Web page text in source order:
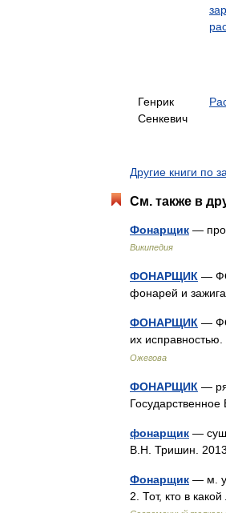
Генрик
Сенкевич
Другие книги по
См. также в
Фонарщик —
Википедия
ФОНАРЩИК —
фонарей и
ФОНАРЩИК —
их
Ожегова
ФОНАРЩИК —
фонарщик —
В.Н. Тришин.
Фонарщик — м.
2. Тот, кто в